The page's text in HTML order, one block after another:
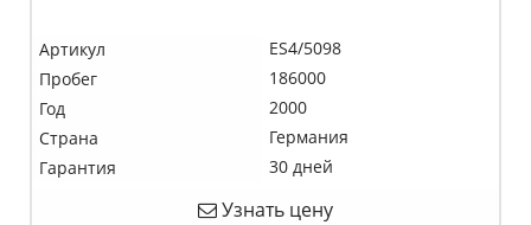
Артикул
ES4/5098
Пробег
186000
Год
2000
Страна
Германия
Гарантия
30 дней
Узнать цену